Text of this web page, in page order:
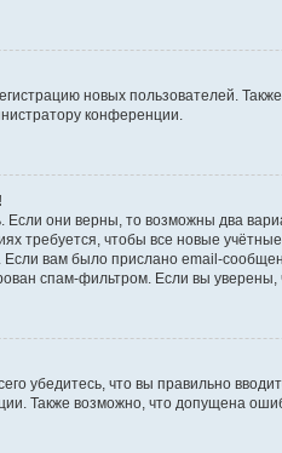
новых пользователей.
конференции.
они верны, то возможны два
требуется, чтобы все новые
вам было прислано email-
спам-фильтром. Если вы
убедитесь, что вы правильно
Также возможно, что допущена